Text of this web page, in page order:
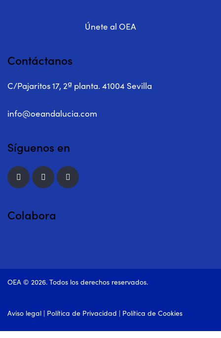
Únete al OEA
Contáctanos
C/Pajaritos 17, 2ª planta. 41004 Sevilla
info@oeandalucia.com
Síguenos en
Colabora
OEA © 2026. Todos los derechos reservados.
Aviso legal | Política de Privacidad | Política de Cookies